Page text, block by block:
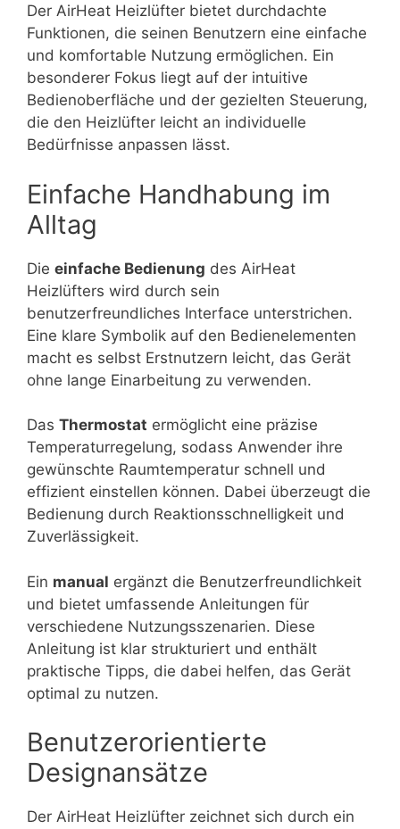
Der AirHeat Heizlüfter bietet durchdachte
Funktionen, die seinen Benutzern eine einfache
und komfortable Nutzung ermöglichen. Ein
besonderer Fokus liegt auf der intuitive
Bedienoberfläche und der gezielten Steuerung,
die den Heizlüfter leicht an individuelle
Bedürfnisse anpassen lässt.
Einfache Handhabung im
Alltag
Die einfache Bedienung des AirHeat
Heizlüfters wird durch sein
benutzerfreundliches Interface unterstrichen.
Eine klare Symbolik auf den Bedienelementen
macht es selbst Erstnutzern leicht, das Gerät
ohne lange Einarbeitung zu verwenden.
Das Thermostat ermöglicht eine präzise
Temperaturregelung, sodass Anwender ihre
gewünschte Raumtemperatur schnell und
effizient einstellen können. Dabei überzeugt die
Bedienung durch Reaktionsschnelligkeit und
Zuverlässigkeit.
Ein manual ergänzt die Benutzerfreundlichkeit
und bietet umfassende Anleitungen für
verschiedene Nutzungsszenarien. Diese
Anleitung ist klar strukturiert und enthält
praktische Tipps, die dabei helfen, das Gerät
optimal zu nutzen.
Benutzerorientierte
Designansätze
Der AirHeat Heizlüfter zeichnet sich durch ein